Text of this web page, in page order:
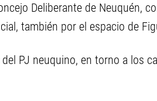
Deliberante de Neuquén,
también por el espacio de
PJ neuquino, en torno a los